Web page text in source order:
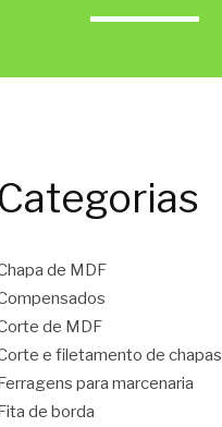
Categorias
de MDF
de MDF
e filetamento de chapas
para marcenaria
de borda